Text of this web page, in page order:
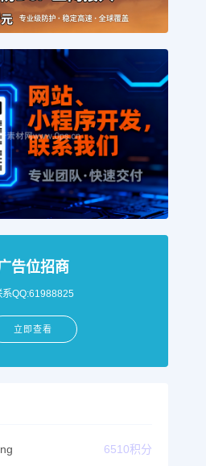
告位招商
系QQ:61988825
立即查看
6510积分